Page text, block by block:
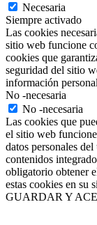
Necesaria
Siempre activado
Las cookies
sitio web funcione
cookies que
seguridad del sitio
información
No -necesaria
No -necesaria
Las cookies que
el sitio web
datos personales
contenidos
obligatorio obtener
estas cookies en su
GUARDAR Y